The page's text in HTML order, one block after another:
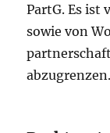
PartG. Es ist
sowie von
abzugrenzen.